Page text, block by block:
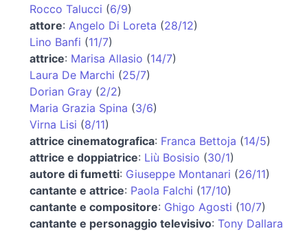
Rocco Talucci (6/9)
attore: Angelo Di Loreta (28/12)
Lino Banfi (11/7)
attrice: Marisa Allasio (14/7)
Laura De Marchi (25/7)
Dorian Gray (2/2)
Maria Grazia Spina (3/6)
Virna Lisi (8/11)
attrice cinematografica: Franca Bettoja (14/5)
attrice e doppiatrice: Liù Bosisio (30/1)
autore di fumetti: Giuseppe Montanari (26/11)
cantante e attrice: Paola Falchi (17/10)
cantante e compositore: Ghigo Agosti (10/7)
cantante e personaggio televisivo: Tony Dallara